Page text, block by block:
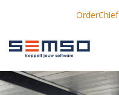
OrderChief